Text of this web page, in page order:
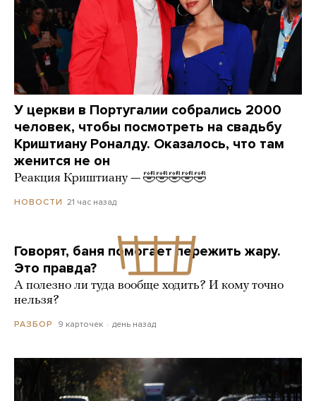
У церкви в Португалии собрались 2000
человек, чтобы посмотреть на свадьбу
Криштиану Роналду. Оказалось, что там
женится не он
Реакция Криштиану — 🤣🤣🤣🤣🤣
НОВОСТИ 21 час назад
Говорят, баня помогает пережить жару.
Это правда?
А полезно ли туда вообще ходить? И кому точно
нельзя?
РАЗБОР 9 карточек день назад